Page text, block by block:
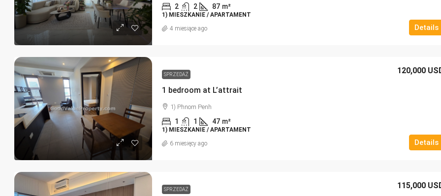
2 2 87 m²
1) MIESZKANIE / APARTAMENT
Details
4 miesiące ago
SPRZEDAŻ
1 bedroom at L’attrait
120,000
1) Phnom Penh
1 1 47 m²
1) MIESZKANIE / APARTAMENT
Details
6 miesięcy ago
SPRZEDAŻ 115,000